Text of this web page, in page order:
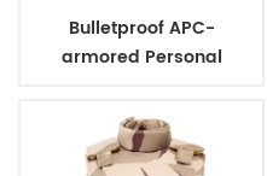
Bulletproof APC-
armored Personal